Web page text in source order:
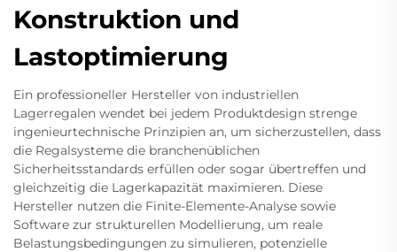
Konstruktion und
Lastoptimierung
Ein professioneller Hersteller von industriellen
Lagerregalen wendet bei jedem Produktdesign strenge
ingenieurtechnische Prinzipien an, um sicherzustellen, dass
die Regalsysteme die branchenüblichen
Sicherheitsstandards erfüllen oder sogar übertreffen und
gleichzeitig die Lagerkapazität maximieren. Diese
Hersteller nutzen die Finite-Elemente-Analyse sowie
Software zur strukturellen Modellierung, um reale
Belastungsbedingungen zu simulieren, potenzielle